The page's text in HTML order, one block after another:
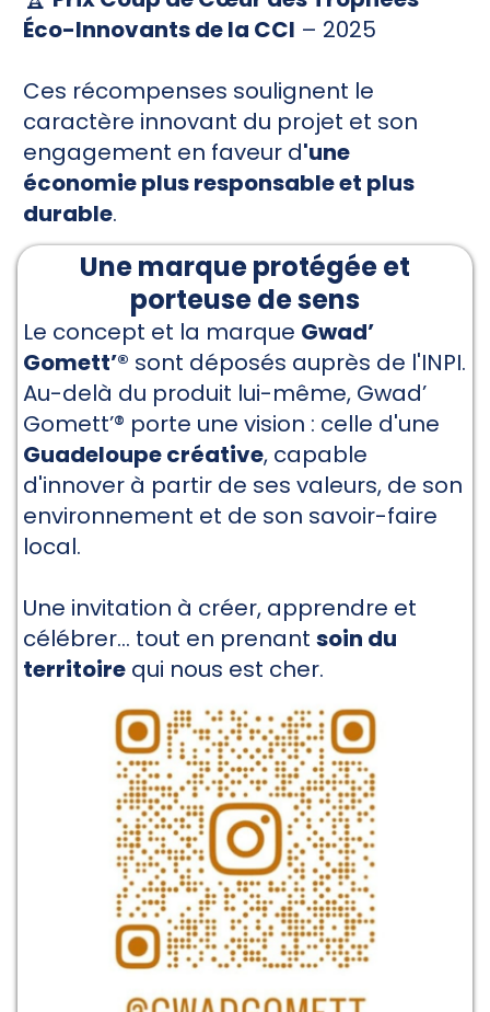
Éco-Innovants de la CCI – 2025
Ces récompenses soulignent le
caractère innovant du projet et son
engagement en faveur d'une
économie plus responsable et plus
durable.
Une marque protégée et
porteuse de sens
Le concept et la marque Gwad’
Gomett’® sont déposés auprès de l'INPI.
Au-delà du produit lui-même, Gwad’
Gomett’® porte une vision : celle d'une
Guadeloupe créative, capable
d'innover à partir de ses valeurs, de son
environnement et de son savoir-faire
local.
Une invitation à créer, apprendre et
célébrer… tout en prenant soin du
territoire qui nous est cher.